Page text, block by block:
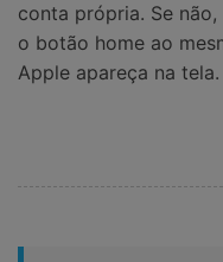
conta própria. Se
o botão home ao
Apple apareça na